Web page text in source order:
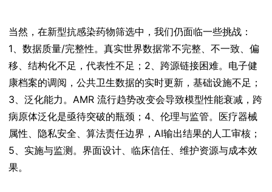
当然，在新型抗感染药物筛选中，我们仍面临一些挑战：
1、数据质量/完整性。真实世界数据常不完整、不一致、偏
移、结构化不足，代表性不足；2、跨源链接困难。电子健
康档案的调阅，公共卫生数据的实时更新，基础设施不足；
3、泛化能力。AMR 流行趋势改变会导致模型性能衰减，跨
病原体泛化是亟待突破的瓶颈；4、伦理与监管。医疗器械
属性、隐私安全、算法责任边界，AI输出结果的人工审核；
5、实施与监测。界面设计、临床信任、维护资源与成本效
果。